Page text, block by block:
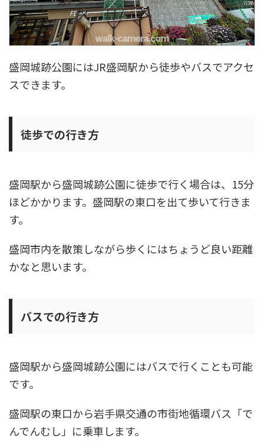
盛岡城跡公園にはJR盛岡駅から徒歩やバスでアクセ
スできます。
徒歩での行き方
盛岡駅から盛岡城跡公園に徒歩で行く場合は、15分
ほどかかります。盛岡駅の東口を出て歩いて行きま
す。
盛岡市内を散策しながら歩くにはちょうど良い距離
かなと思います。
バスでの行き方
盛岡駅から盛岡城跡公園にはバスで行くことも可能
です。
盛岡駅の東口から岩手県交通の市街地循環バス「で
んでんむし」に乗車します。